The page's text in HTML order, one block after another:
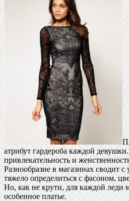
атрибут гардероба каждой
привлекательность и
Разнообразие в магазинах сводит
тяжело определиться с фасоном,
Но, как не крути, для каждой леди
особенное платье.